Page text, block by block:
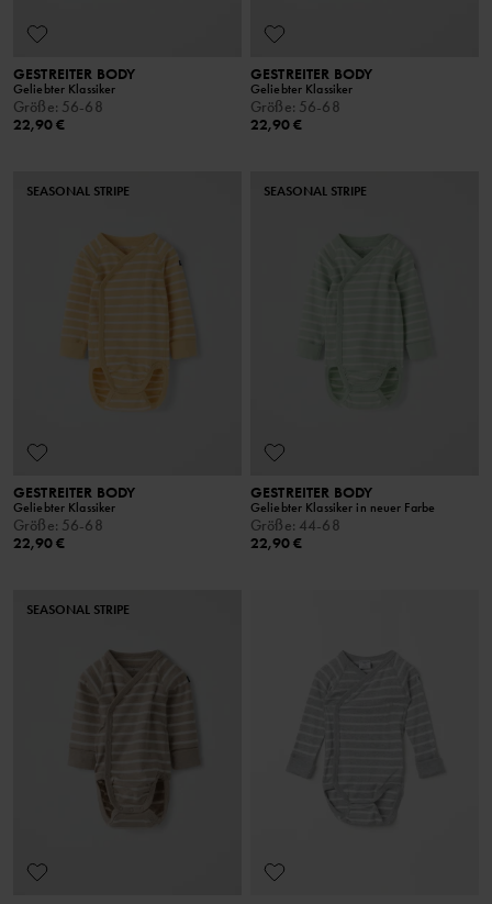
GESTREITER BODY
Geliebter Klassiker
Größe: 56-68
22,90 €
GESTREITER BODY
Geliebter Klassiker
Größe: 56-68
22,90 €
SEASONAL STRIPE
GESTREITER BODY
Geliebter Klassiker
Größe: 56-68
22,90 €
SEASONAL STRIPE
GESTREITER BODY
Geliebter Klassiker in neuer Farbe
Größe: 44-68
22,90 €
SEASONAL STRIPE